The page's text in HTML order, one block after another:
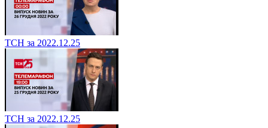
ТСН за 2022.12.25
ТСН за 2022.12.25